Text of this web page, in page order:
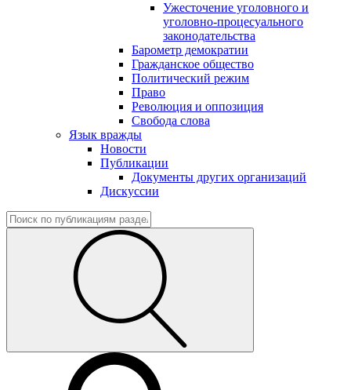
Ужесточение уголовного и
уголовно-процесуального
законодательства
Барометр демократии
Гражданское общество
Политический режим
Право
Революция и оппозиция
Свобода слова
Язык вражды
Новости
Публикации
Документы других организаций
Дискуссии